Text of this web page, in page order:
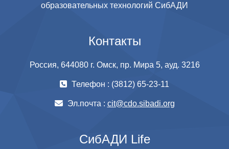
образовательных технологий СибАДИ
Контакты
Россия, 644080 г. Омск, пр. Мира 5, ауд. 3216
Телефон : (3812) 65-23-11
Эл.почта : cit@cdo.sibadi.org
СибАДИ Life